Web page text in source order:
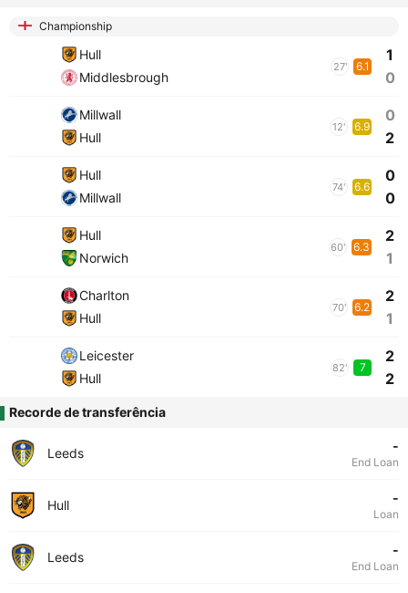
Championship
Hull
Middlesbrough
27' 6.1
1
0
Millwall
Hull
12' 6.9
0
2
Hull
Millwall
74' 6.6
0
0
Hull
Norwich
60' 6.3
2
1
Charlton
Hull
70' 6.2
2
1
Leicester
Hull
82' 7
2
2
Recorde de transferência
Leeds -
End Loan
Hull -
Loan
Leeds -
End Loan